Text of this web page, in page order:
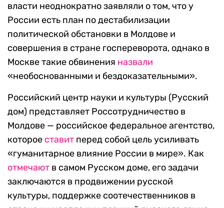
власти неоднократно заявляли о том, что у
России есть план по дестабилизации
политической обстановки в Молдове и
совершения в стране госпереворота, однако в
Москве такие обвинения назвали
«необоснованными и бездоказательными».
Российский центр науки и культуры (Русский
дом) представляет Россотрудничество в
Молдове — российское федеральное агентство,
которое ставит перед собой цель усиливать
«гуманитарное влияние России в мире». Как
отмечают в самом Русском доме, его задачи
заключаются в продвижении русской
культуры, поддержке соотечественников в